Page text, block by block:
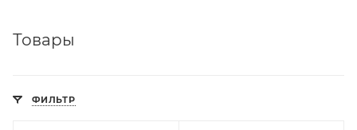
Товары
ФИЛЬТР